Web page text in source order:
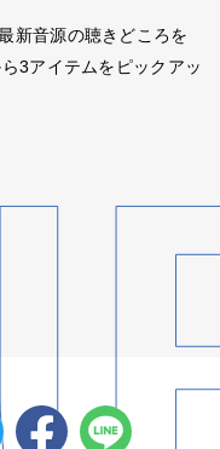
新音源の聴きどころを
3アイテムをピックアッ